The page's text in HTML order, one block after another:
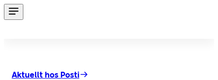
Aktuellt hos Posti